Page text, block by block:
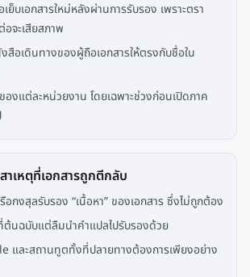
ย็บเอกสารใหม่หลังผ่านการรับรอง เพราะตรา
จะเสียสภาพ
สือเดินทางของผู้ถือเอกสารให้ตรงกับชื่อใน
งแต่ละหน่วยงาน โดยเฉพาะช่วงก่อนเปิดภาค
าเหตุที่เอกสารถูกตีกลับ
รือกงสุลรับรอง “เนื้อหา” ของเอกสาร ซึ่งไม่ถูกต้อง
นฉบับแต่ลืมนำคำแปลไปรับรองด้วย
และสถานทูตทั้งที่ปลายทางต้องการเพียงอย่าง